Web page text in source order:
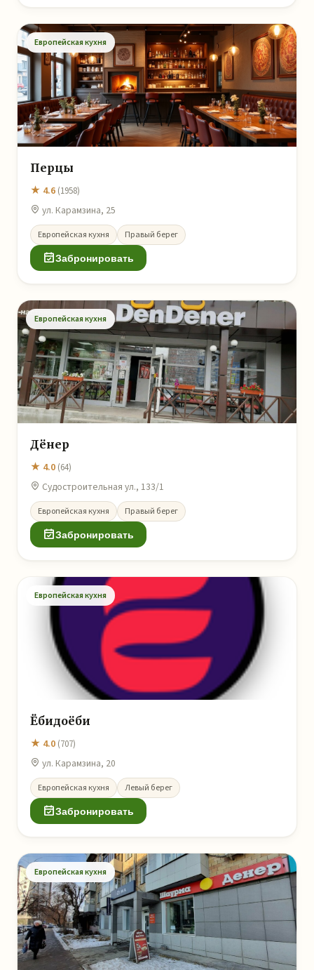
Европейская кухня
Перцы
★ 4.6 (1958)
ул. Карамзина, 25
Европейская кухня Правый берег
Забронировать
Европейская кухня
Дёнер
★ 4.0 (64)
Судостроительная ул., 133/1
Европейская кухня Правый берег
Забронировать
Европейская кухня
Ёбидоёби
★ 4.0 (707)
ул. Карамзина, 20
Европейская кухня Левый берег
Забронировать
Европейская кухня